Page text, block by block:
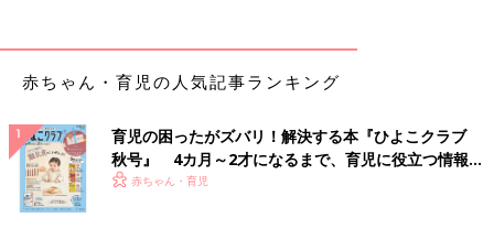
赤ちゃん・育児の人気記事ランキング
育児の困ったがズバリ！解決する本『ひよこクラブ
秋号』 4カ月～2才になるまで、育児に役立つ情報が
いっぱい！
赤ちゃん・育児